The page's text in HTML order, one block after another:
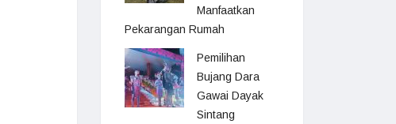
Manfaatkan
Pekarangan Rumah
Pemilihan
Bujang Dara
Gawai Dayak
Sintang